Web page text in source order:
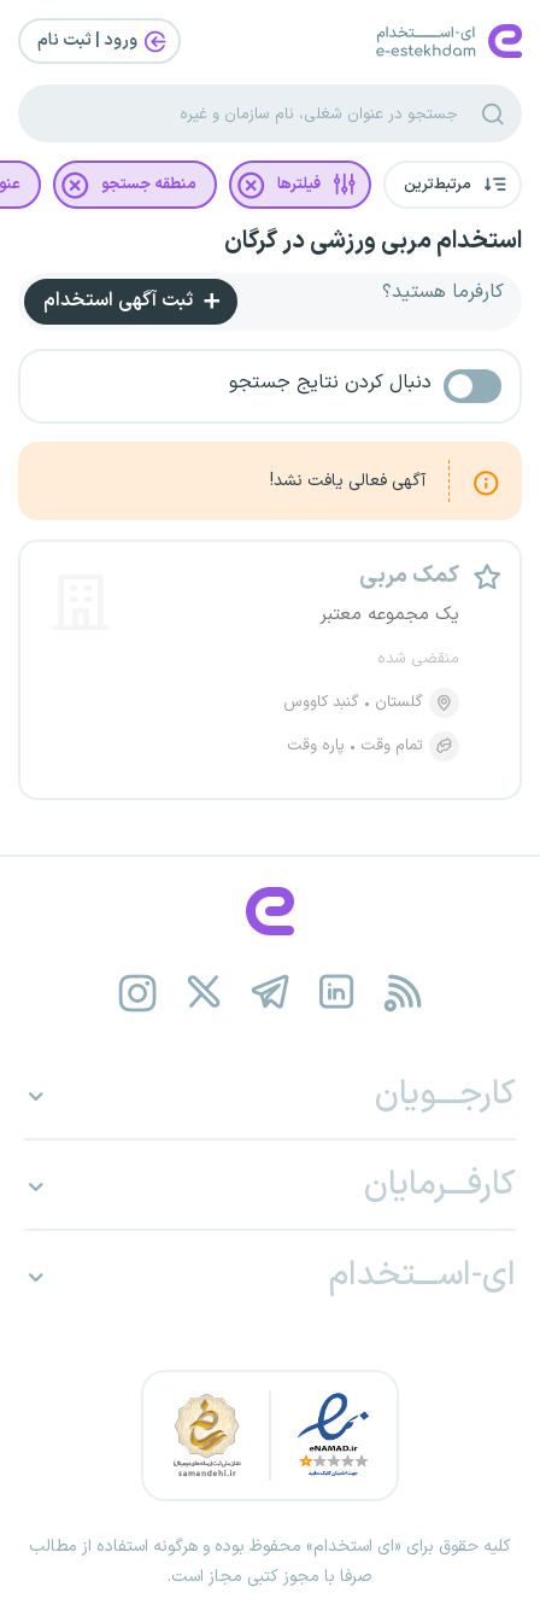
ورود | ثبت‌ نام
مرتبط‌ترین فیلترها منطقه جستجو
استخدام مربی ورزشی در گرگان
کارفرما هستید؟ ثبت آگهی استخدام
دنبال کردن نتایج جستجو
آگهی فعالی یافت نشد!
کمک مربی
یک مجموعه معتبر
منقضی شده
گلستان
گنبد کاووس
تمام وقت
پاره وقت
کارجـــویان
کارفـــرمایان
ای-اســـتخدام
کلیه حقوق برای «ای استخدام» محفوظ بوده و هرگونه استفاده از مطالب
صرفا با مجوز کتبی مجاز است.